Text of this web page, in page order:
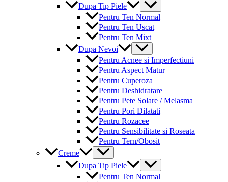
Dupa Tip Piele
Menu
Toggle
Pentru Ten Normal
Pentru Ten Uscat
Pentru Ten Mixt
Dupa Nevoi
Menu
Toggle
Pentru Acnee si Imperfectiuni
Pentru Aspect Matur
Pentru Cuperoza
Pentru Deshidratare
Pentru Pete Solare / Melasma
Pentru Pori Dilatati
Pentru Rozacee
Pentru Sensibilitate si Roseata
Pentru Tern/Obosit
Creme
Menu
Toggle
Dupa Tip Piele
Menu
Toggle
Pentru Ten Normal